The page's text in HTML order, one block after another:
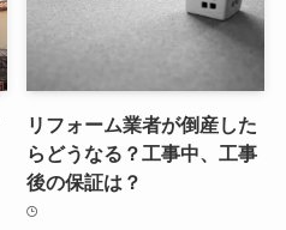
リフォーム業者が倒産した
らどうなる？工事中、工事
後の保証は？